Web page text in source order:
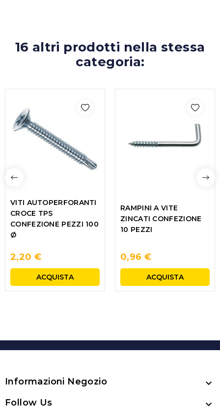
16 altri prodotti nella stessa
categoria:
VITI AUTOPERFORANTI
CROCE TPS
CONFEZIONE PEZZI 100
Ø
2,20 €
ACQUISTA
RAMPINI A VITE
ZINCATI CONFEZIONE
10 PEZZI
0,96 €
ACQUISTA
Informazioni Negozio 
Follow Us 